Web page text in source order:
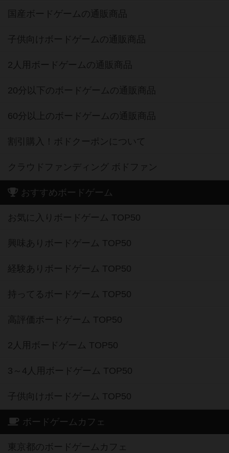
国産ボードゲームの通販商品
子供向けボードゲームの通販商品
2人用ボードゲームの通販商品
20分以下のボードゲームの通販商品
60分以上のボードゲームの通販商品
割引購入！ボドクーポンについて
クラウドファンディング ボドファン
おすすめボードゲーム
お気に入りボードゲーム TOP50
興味ありボードゲーム TOP50
経験ありボードゲーム TOP50
持ってるボードゲーム TOP50
高評価ボードゲーム TOP50
2人用ボードゲーム TOP50
3～4人用ボードゲーム TOP50
子供向けボードゲーム TOP50
ボードゲームカフェ
東京都のボードゲームカフェ